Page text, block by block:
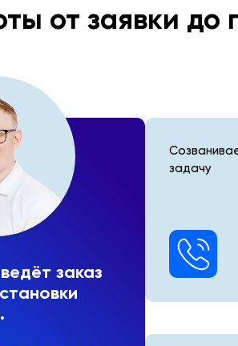
от заявки до
заказ
задачу